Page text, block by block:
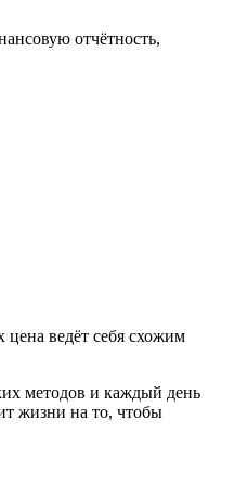
отчётность,
цена ведёт себя схожим
методов и каждый день
жизни на то, чтобы